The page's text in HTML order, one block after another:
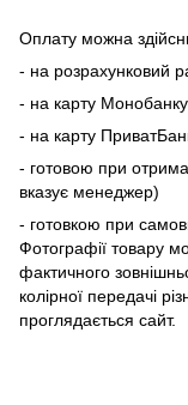
Оплату можна
- на розрахунковий
- на карту Монобанку
- на карту
- готовою при
вказує менеджер)
- готовкою при
Фотографії товару
фактичного
колірної передачі
проглядається сайт.